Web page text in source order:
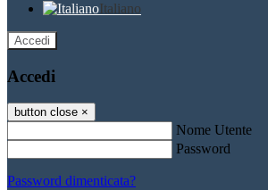
Italiano
Accedi
Accedi
button close ×
Nome Utente
Password
Password dimenticata?